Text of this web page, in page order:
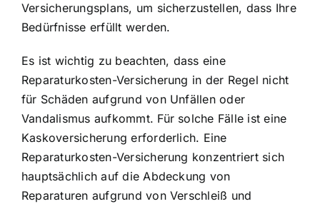
Versicherungsplans, um sicherzustellen, dass Ihre
Bedürfnisse erfüllt werden.
Es ist wichtig zu beachten, dass eine
Reparaturkosten-Versicherung in der Regel nicht
für Schäden aufgrund von Unfällen oder
Vandalismus aufkommt. Für solche Fälle ist eine
Kaskoversicherung erforderlich. Eine
Reparaturkosten-Versicherung konzentriert sich
hauptsächlich auf die Abdeckung von
Reparaturen aufgrund von Verschleiß und